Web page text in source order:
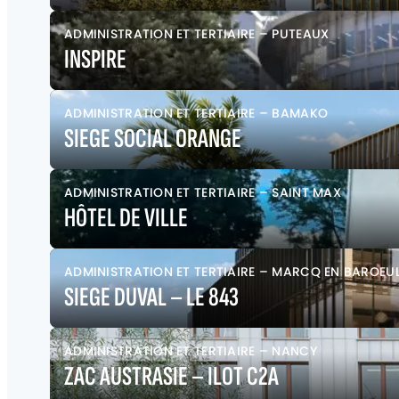
ADMINISTRATION ET TERTIAIRE–PUTEAUX
INSPIRE
ADMINISTRATION ET TERTIAIRE – BAMAKO
SIEGE SOCIAL ORANGE
ADMINISTRATION ET TERTIAIRE–SAINT MAX
HÔTEL DE VILLE
ADMINISTRATION ET TERTIAIRE – MARCQ EN
SIEGE DUVAL – LE 843
ADMINISTRATION ET TERTIAIRE – NANCY
ZAC AUSTRASIE – ILOT C2A